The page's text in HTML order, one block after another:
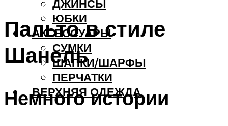
ДЖИНСЫ
ЮБКИ
АКCЕССУАРЫ
СУМКИ
ШАПКИ/ШАРФЫ
ПЕРЧАТКИ
ВЕРХНЯЯ ОДЕЖДА
Пальто в стиле
Шанель
Немного истории